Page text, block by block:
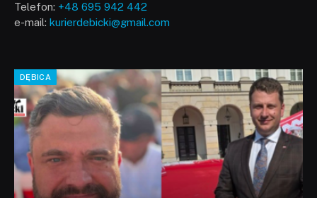
Telefon: +48 695 942 442
e-mail: kurierdebicki@gmail.com
DĘBICA